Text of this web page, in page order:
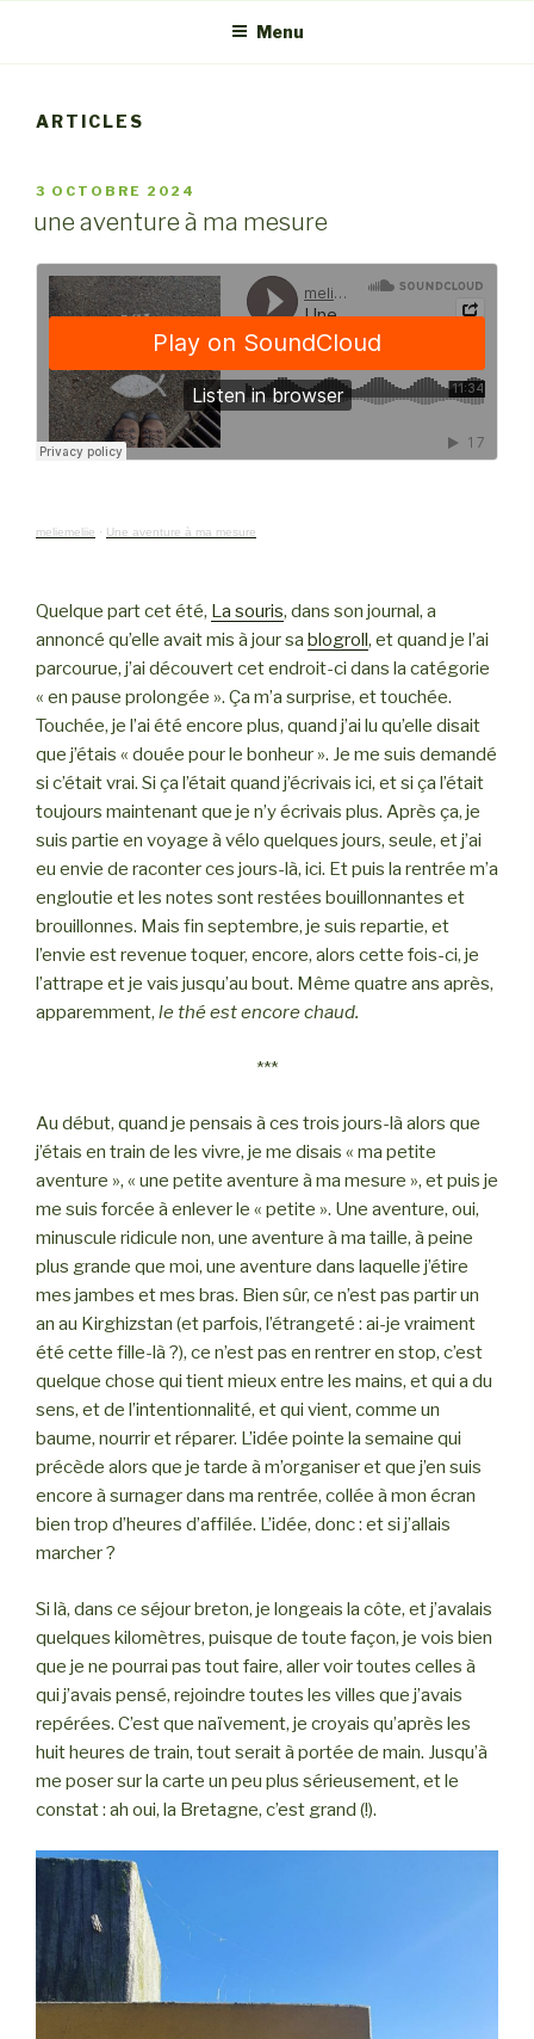
Menu
ARTICLES
PUBLIÉ
3 OCTOBRE 2024
une aventure à ma mesure
meliemeliie · Une aventure à ma mesure
Quelque part cet été, La souris, dans son journal, a
annoncé qu’elle avait mis à jour sa blogroll, et quand je l’ai
parcourue, j’ai découvert cet endroit-ci dans la catégorie
« en pause prolongée ». Ça m’a surprise, et touchée.
Touchée, je l’ai été encore plus, quand j’ai lu qu’elle disait
que j’étais « douée pour le bonheur ». Je me suis demandé
si c’était vrai. Si ça l’était quand j’écrivais ici, et si ça l’était
toujours maintenant que je n’y écrivais plus. Après ça, je
suis partie en voyage à vélo quelques jours, seule, et j’ai
eu envie de raconter ces jours-là, ici. Et puis la rentrée m’a
engloutie et les notes sont restées bouillonnantes et
brouillonnes. Mais fin septembre, je suis repartie, et
l’envie est revenue toquer, encore, alors cette fois-ci, je
l’attrape et je vais jusqu’au bout. Même quatre ans après,
apparemment, le thé est encore chaud.
***
Au début, quand je pensais à ces trois jours-là alors que
j’étais en train de les vivre, je me disais « ma petite
aventure », « une petite aventure à ma mesure », et puis je
me suis forcée à enlever le « petite ». Une aventure, oui,
minuscule ridicule non, une aventure à ma taille, à peine
plus grande que moi, une aventure dans laquelle j’étire
mes jambes et mes bras. Bien sûr, ce n’est pas partir un
an au Kirghizstan (et parfois, l’étrangeté : ai-je vraiment
été cette fille-là ?), ce n’est pas en rentrer en stop, c’est
quelque chose qui tient mieux entre les mains, et qui a du
sens, et de l’intentionnalité, et qui vient, comme un
baume, nourrir et réparer. L’idée pointe la semaine qui
précède alors que je tarde à m’organiser et que j’en suis
encore à surnager dans ma rentrée, collée à mon écran
bien trop d’heures d’affilée. L’idée, donc : et si j’allais
marcher ?
Si là, dans ce séjour breton, je longeais la côte, et j’avalais
quelques kilomètres, puisque de toute façon, je vois bien
que je ne pourrai pas tout faire, aller voir toutes celles à
qui j’avais pensé, rejoindre toutes les villes que j’avais
repérées. C’est que naïvement, je croyais qu’après les
huit heures de train, tout serait à portée de main. Jusqu’à
me poser sur la carte un peu plus sérieusement, et le
constat : ah oui, la Bretagne, c’est grand (!).